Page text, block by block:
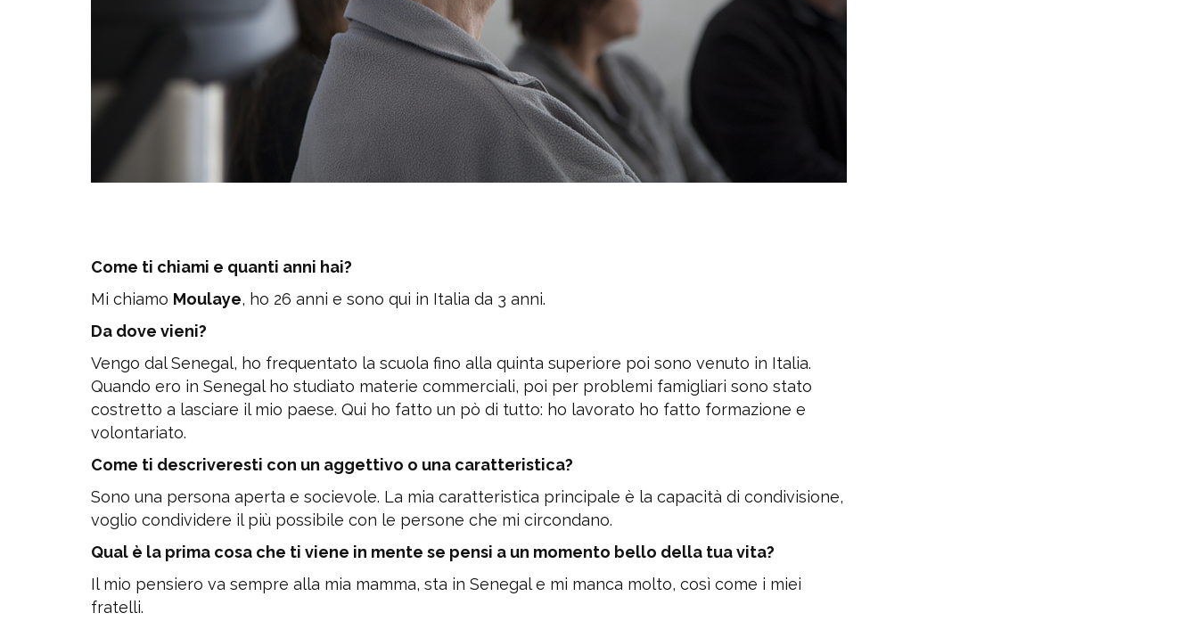
Come ti chiami e quanti anni hai?
Mi chiamo Moulaye, ho 26 anni e sono qui in Italia da 3 anni.
Da dove vieni?
Vengo dal Senegal, ho frequentato la scuola fino alla quinta superiore poi sono venuto in Italia.
Quando ero in Senegal ho studiato materie commerciali, poi per problemi famigliari sono stato
costretto a lasciare il mio paese. Qui ho fatto un pò di tutto: ho lavorato ho fatto formazione e
volontariato.
Come ti descriveresti con un aggettivo o una caratteristica?
Sono una persona aperta e socievole. La mia caratteristica principale è la capacità di condivisione,
voglio condividere il più possibile con le persone che mi circondano.
Qual è la prima cosa che ti viene in mente se pensi a un momento bello della tua vita?
Il mio pensiero va sempre alla mia mamma, sta in Senegal e mi manca molto, così come i miei
fratelli.